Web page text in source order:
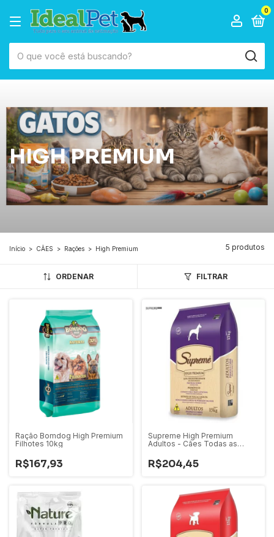
0
HIGH PREMIUM
Início > CÃES > Rações > High Premium 5 produtos
ORDENAR FILTRAR
Ração Bomdog High Premium
Filhotes 10kg
R$167,93
Supreme High Premium
Adultos - Cães Todas as
R$204,45